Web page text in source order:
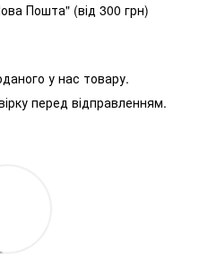
Пошта" (від 300 грн)
у нас товару.
перед відправленням.